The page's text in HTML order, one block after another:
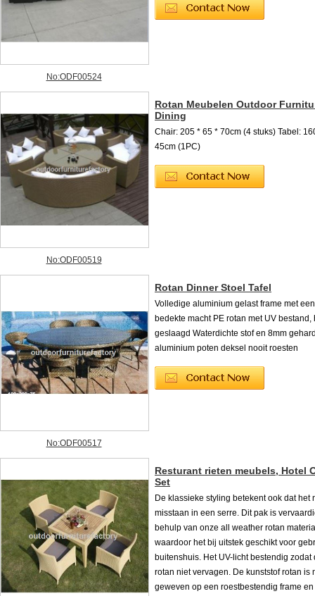
No:ODF00524
No:ODF00519
Rotan Meubelen Outdoor
Dining
Chair: 205 * 65 * 70cm (4 stuks) Tabel:
45cm (1PC)
No:ODF00517
Rotan Dinner Stoel Tafel
Volledige aluminium gelast frame met
bedekte macht PE rotan met UV bestand,
geslaagd Waterdichte stof en 8mm
aluminium poten deksel nooit roesten
Resturant rieten meubels, Hotel
Set
De klassieke styling betekent ook dat het
misstaan ​​in een serre. Dit pak is
behulp van onze all weather rotan
waardoor het bij uitstek geschikt voor
buitenshuis. Het UV-licht bestendig zodat
rotan niet vervagen. De kunststof rotan is
geweven op een roestbestendig frame